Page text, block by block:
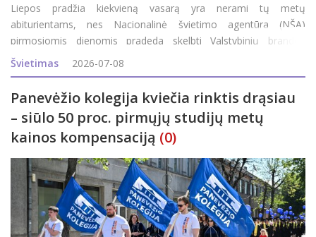
Liepos pradžia kiekvieną vasarą yra nerami tų metų
abiturientams, nes Nacionalinė švietimo agentūra (NŠA)
pirmosiomis dienomis pradeda skelbti Valstybinių brandos
egzaminų (VBE) rezultatus. Pirmuosius abiturientai sužinojo jau
vakar: po 14 val. NŠA internetinėje svetainėje pasir
Švietimas 2026-07-08
Panevėžio kolegija kviečia rinktis drąsiau
– siūlo 50 proc. pirmųjų studijų metų
kainos kompensaciją (0)